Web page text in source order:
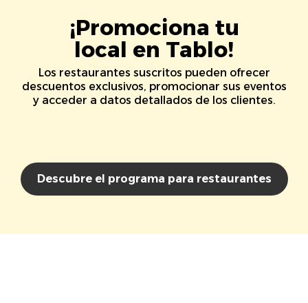
¡Promociona tu
local en Tablo!
Los restaurantes suscritos pueden ofrecer
descuentos exclusivos, promocionar sus eventos
y acceder a datos detallados de los clientes.
Descubre el programa para restaurantes